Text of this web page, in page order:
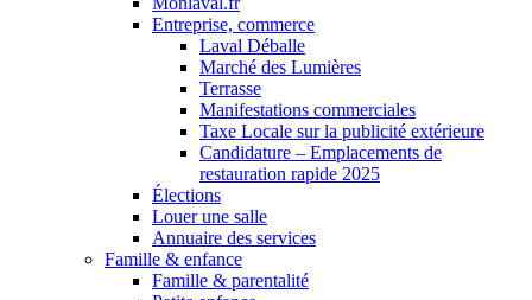
Entreprise, commerce
Laval Déballe
Marché des Lumières
Terrasse
Manifestations commerciales
Taxe Locale sur la publicité extérieure
Candidature – Emplacements de
restauration rapide 2025
Élections
Louer une salle
Annuaire des services
Famille & enfance
Famille & parentalité